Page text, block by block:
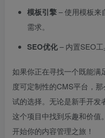
模板引擎– 使用模板来
需求。
SEO优化– 内置SEO工
如果你正在寻找一个既能满
度可定制性的CMS平台，
试的选择。无论是新手开发
这个项目中找到乐趣和价值
开始你的内容管理之旅！